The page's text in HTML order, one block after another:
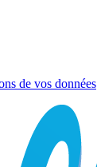
de vos données